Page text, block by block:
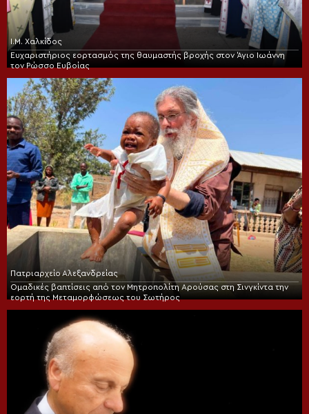
Ι.Μ. Χαλκίδος
Ευχαριστήριος εορτασμός της θαυμαστής βροχής στον Άγιο Ιωάννη
τον Ρώσσο Ευβοίας
Πατριαρχείο Αλεξανδρείας
Ομαδικές βαπτίσεις από τον Μητροπολίτη Αρούσας στη Σινγκίντα την
εορτή της Μεταμορφώσεως του Σωτήρος